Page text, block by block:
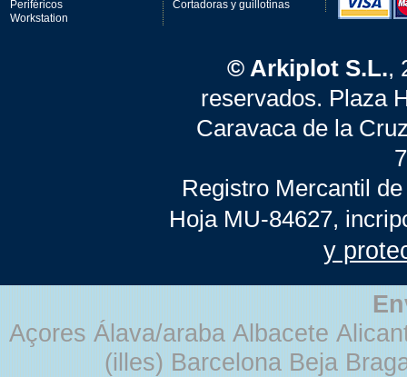
Periféricos
Workstation
Cortadoras y guillotinas
© Arkiplot S.L.,
reservados. Plaza
Caravaca de la
Registro Mercantil
Hoja MU-84627,
y
Açores Álava/araba Albacete
(illes) Barcelona Beja